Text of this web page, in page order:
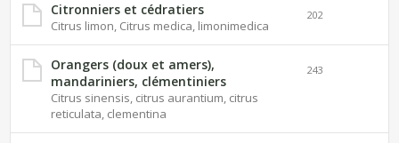
Citronniers et cédratiers
Citrus limon, Citrus medica, limonimedica
202
Orangers (doux et amers),
mandariniers, clémentiniers
Citrus sinensis, citrus aurantium, citrus
reticulata, clementina
243